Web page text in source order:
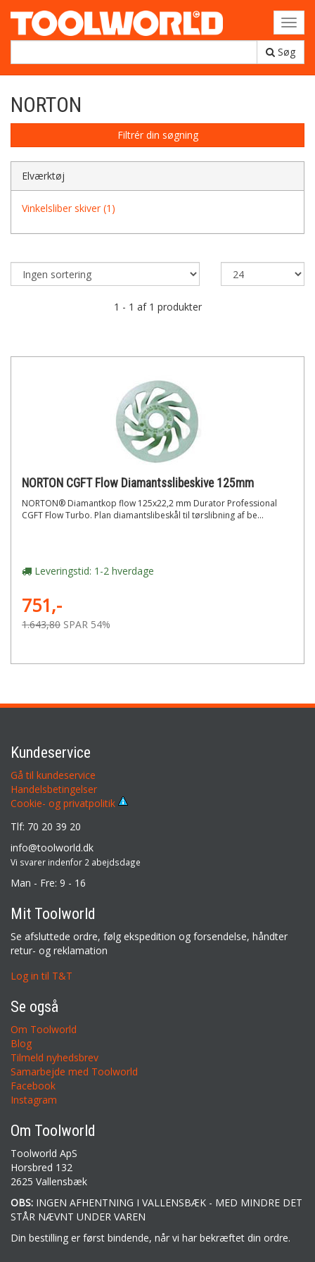
Søg
NORTON
Filtrér din søgning
Elværktøj
Vinkelsliber skiver (1)
1 - 1 af 1 produkter
NORTON CGFT Flow Diamantsslibeskive 125mm
NORTON® Diamantkop flow 125x22,2 mm Durator Professional
CGFT Flow Turbo. Plan diamantslibeskål til tørslibning af be...
Leveringstid: 1-2 hverdage
751,-
1.643,80 SPAR 54%
Kundeservice
Gå til kundeservice
Handelsbetingelser
Cookie- og privatpolitik
Tlf: 70 20 39 20
info@toolworld.dk
Vi svarer indenfor 2 abejdsdage
Man - Fre: 9 - 16
Mit Toolworld
Se afsluttede ordre, følg ekspedition og forsendelse, håndter
retur- og reklamation
Log in til T&T
Se også
Om Toolworld
Blog
Tilmeld nyhedsbrev
Samarbejde med Toolworld
Facebook
Instagram
Om Toolworld
Toolworld ApS
Horsbred 132
2625 Vallensbæk
OBS: INGEN AFHENTNING I VALLENSBÆK - MED MINDRE DET
STÅR NÆVNT UNDER VAREN
Din bestilling er først bindende, når vi har bekræftet din ordre.